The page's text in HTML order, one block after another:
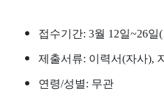
접수기간: 3월 12일~26일
제출서류: 이력서(자사),
연령/성별: 무관